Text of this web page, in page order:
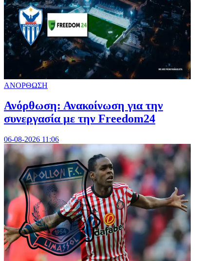
ΑΝΟΡΘΩΣΗ
Ανόρθωση: Ανακοίνωση για την
συνεργασία με την Freedom24
06-08-2026 11:06